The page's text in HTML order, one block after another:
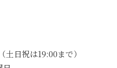
土日祝は19:00まで）